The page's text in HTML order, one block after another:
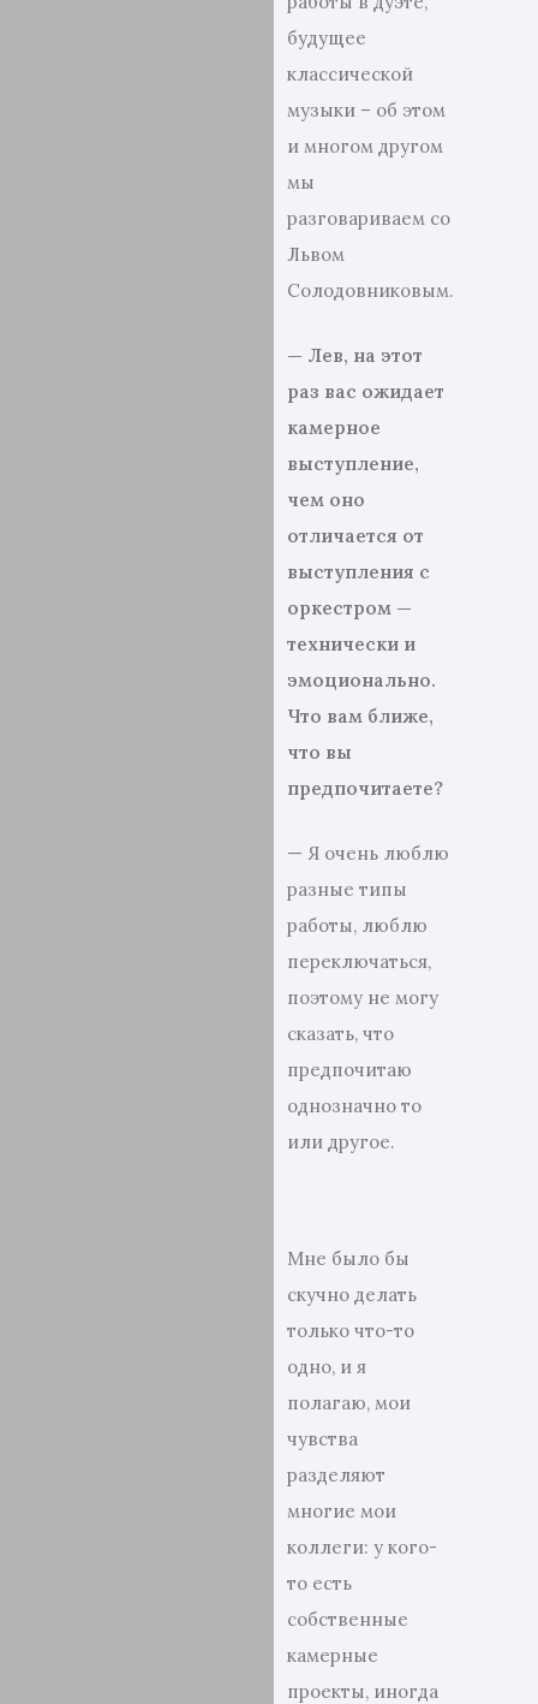
будущее
классической
музыки – об этом
и многом другом
мы
разговариваем со
Львом
Солодовниковым.
— Лев, на этот
раз вас ожидает
камерное
выступление,
чем оно
отличается от
выступления с
оркестром —
технически и
эмоционально.
Что вам ближе,
что вы
предпочитаете?
— Я очень люблю
разные типы
работы, люблю
переключаться,
поэтому не могу
сказать, что
предпочитаю
однозначно то
или другое.
Мне было бы
скучно делать
только что-то
одно, и я
полагаю, мои
чувства
разделяют
многие мои
коллеги: у кого-
то есть
собственные
камерные
проекты, иногда